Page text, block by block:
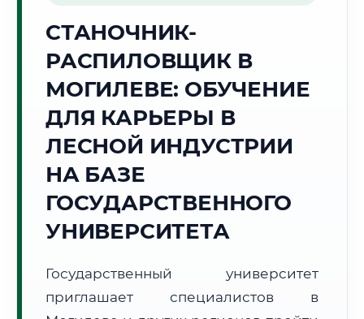
🏙️
Г. МОГИЛЕВ
Точное местное время:
15:13:15
Суббота, 8 Августа
2026 г.
🌅 Восход:05:24 🌇 Закат:20:44
Световой день: 15 ч. 20 мин.
📍 Региональная справка г. Могилев
Субъект:
Республика Беларусь
СТАНОЧНИК-
РАСПИЛОВЩИК В
МОГИЛЕВЕ: ОБУЧЕНИЕ
ДЛЯ КАРЬЕРЫ В
ЛЕСНОЙ ИНДУСТРИИ
НА БАЗЕ
ГОСУДАРСТВЕННОГО
УНИВЕРСИТЕТА
Государственный университет
приглашает специалистов в